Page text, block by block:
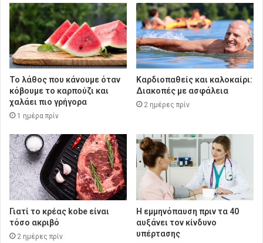
Το λάθος που κάνουμε όταν
κόβουμε το καρπούζι και
χαλάει πιο γρήγορα
1 ημέρα πρίν
Καρδιοπαθείς και καλοκαίρι:
Διακοπές με ασφάλεια
2 ημέρες πρίν
Γιατί το κρέας kobe είναι
τόσο ακριβό
2 ημέρες πρίν
Η εμμηνόπαυση πριν τα 40
αυξάνει τον κίνδυνο
υπέρτασης